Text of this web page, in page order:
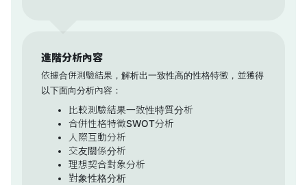
進階分析內容
依據合併測驗結果，解析出一致性高的性格特徵，並獲得
以下面向分析內容：
比較測驗結果一致性特質分析
合併性格特徵SWOT分析
人際互動分析
交友關係分析
理想契合對象分析
對象性格分析